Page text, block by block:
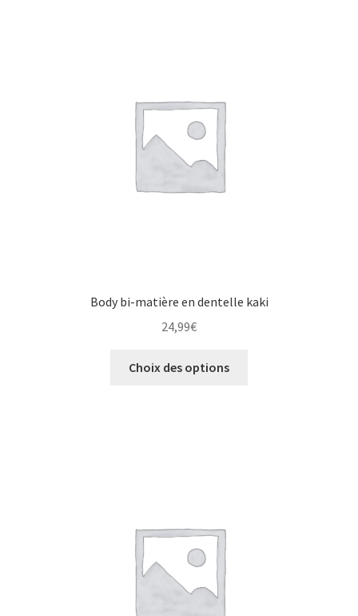
Body bi-matière en dentelle kaki
24,99€
Choix des options